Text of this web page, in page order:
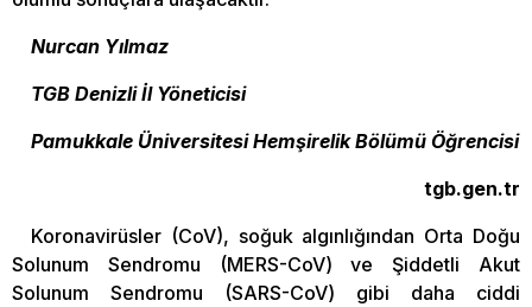
Nurcan Yılmaz
TGB Denizli İl Yöneticisi
Pamukkale Üniversitesi Hemşirelik Bölümü Öğrencisi
tgb.gen.tr
Koronavirüsler (CoV), soğuk algınlığından Orta Doğu
Solunum Sendromu (MERS-CoV) ve Şiddetli Akut
Solunum Sendromu (SARS-CoV) gibi daha ciddi